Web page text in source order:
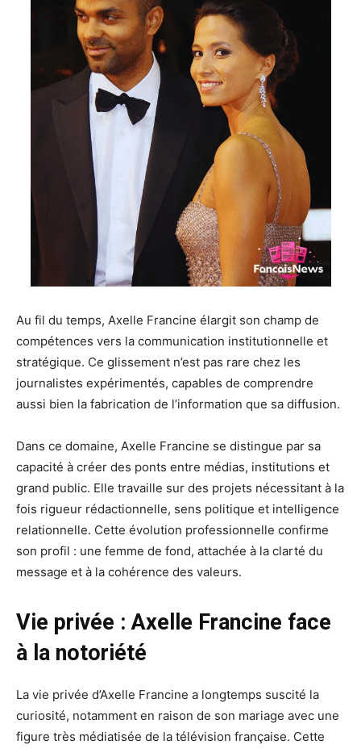
Au fil du temps, Axelle Francine élargit son champ de
compétences vers la communication institutionnelle et
stratégique. Ce glissement n’est pas rare chez les
journalistes expérimentés, capables de comprendre
aussi bien la fabrication de l’information que sa diffusion.
Dans ce domaine, Axelle Francine se distingue par sa
capacité à créer des ponts entre médias, institutions et
grand public. Elle travaille sur des projets nécessitant à la
fois rigueur rédactionnelle, sens politique et intelligence
relationnelle. Cette évolution professionnelle confirme
son profil : une femme de fond, attachée à la clarté du
message et à la cohérence des valeurs.
Vie privée : Axelle Francine face
à la notoriété
La vie privée d’Axelle Francine a longtemps suscité la
curiosité, notamment en raison de son mariage avec une
figure très médiatisée de la télévision française. Cette